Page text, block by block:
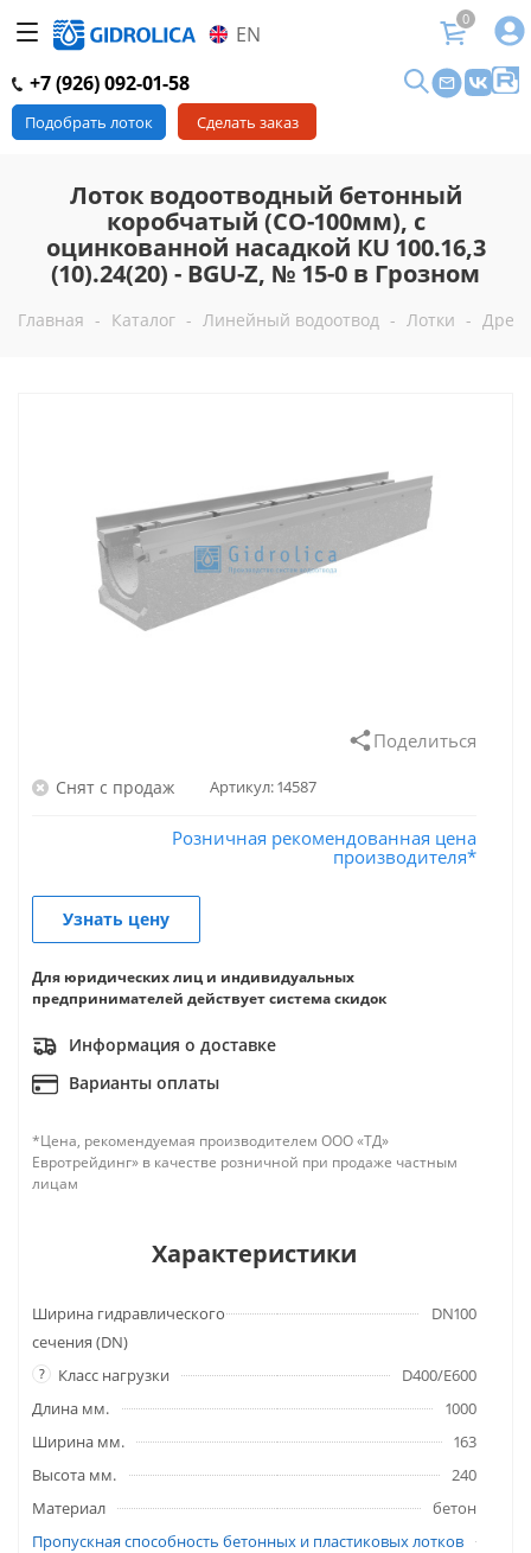
EN
0
+7 (926) 092-01-58
Подобрать лоток Сделать заказ
Лоток водоотводный бетонный
коробчатый (СО-100мм), с
оцинкованной насадкой КU 100.16,3
(10).24(20) - BGU-Z, № 15-0 в Грозном
Главная - Каталог - Линейный водоотвод - Лотки -
Поделиться
Снят с продаж Артикул:14587
Розничная рекомендованная цена
производителя*
Узнать цену
Для юридических лиц и индивидуальных
предпринимателей действует система скидок
Информация о доставке
Варианты оплаты
*Цена, рекомендуемая производителем ООО «ТД»
Евротрейдинг» в качестве розничной при продаже частным
лицам
Характеристики
Ширина гидравлического
сечения (DN)
DN100
? Класс нагрузки
D400/E600
Длина мм.
1000
Ширина мм.
163
Высота мм.
240
Материал
бетон
Пропускная способность бетонных и пластиковых лотков